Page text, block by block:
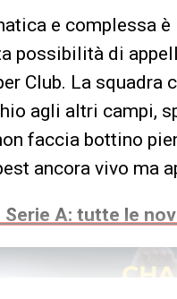
e complessa
possibilità di
Club. La squadra
agli altri campi,
faccia bottino
ancora vivo ma
Serie A: tutte le